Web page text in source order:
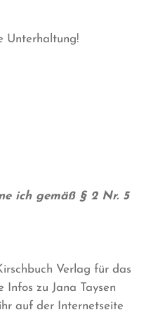
Unterhaltung!
ich gemäß § 2 Nr. 5
Verlag für das
Infos zu Jana Taysen
auf der Internetseite